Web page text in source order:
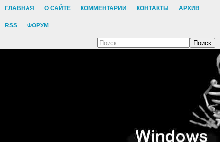
ГЛАВНАЯ О САЙТЕ КОММЕНТАРИИ КОНТАКТЫ АРХИВ
RSS ФОРУМ
Поиск